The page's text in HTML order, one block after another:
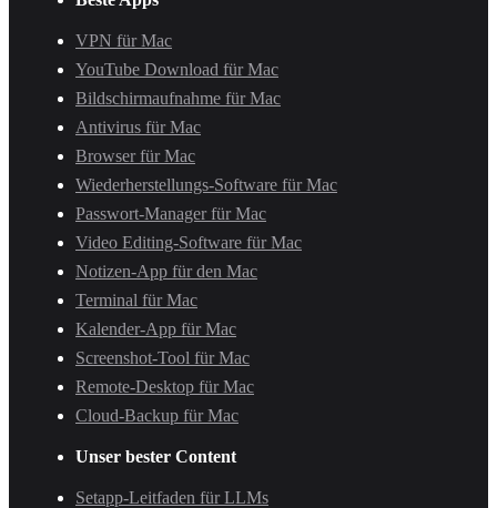
VPN für Mac
YouTube Download für Mac
Bildschirmaufnahme für Mac
Antivirus für Mac
Browser für Mac
Wiederherstellungs-Software für Mac
Passwort-Manager für Mac
Video Editing-Software für Mac
Notizen-App für den Mac
Terminal für Mac
Kalender-App für Mac
Screenshot-Tool für Mac
Remote-Desktop für Mac
Cloud-Backup für Mac
Unser bester Content
Setapp-Leitfaden für LLMs